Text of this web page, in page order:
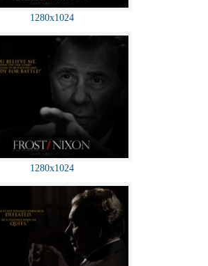
1280x1024
1280x1024